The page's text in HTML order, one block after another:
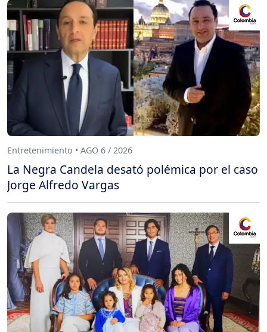
Entretenimiento • AGO 6 / 2026
La Negra Candela desató polémica por el caso
Jorge Alfredo Vargas